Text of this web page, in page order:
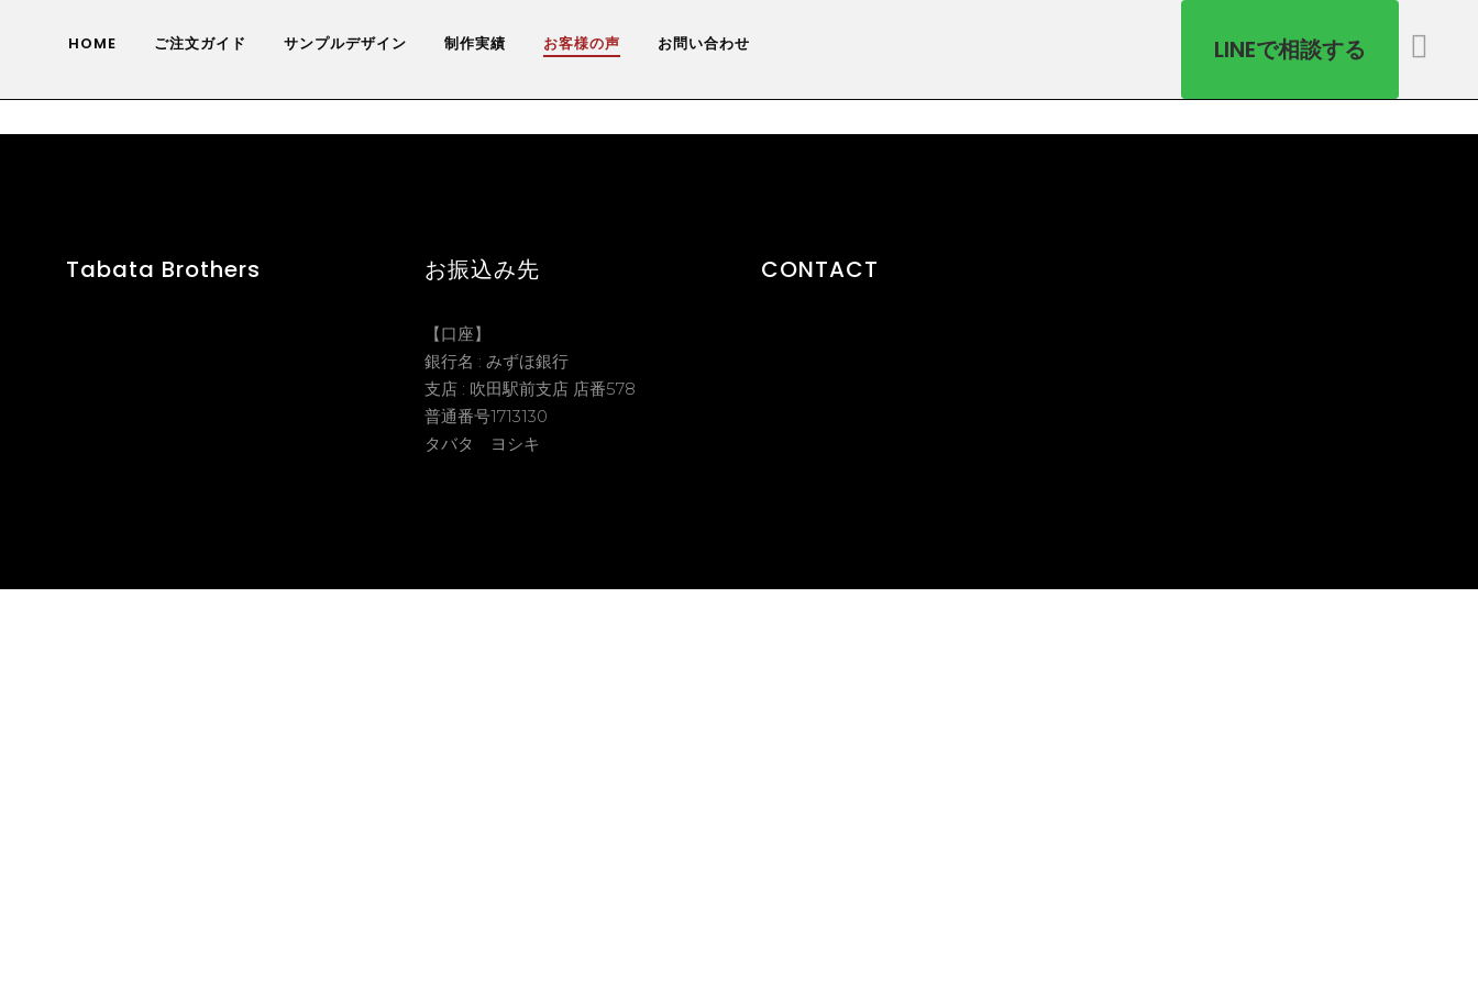
LINEで相談する
HOME ご注文ガイド サンプルデザイン 制作実績 お客様の声 お問い合わせ
Tabata Brothers お振込み先
【口座】
銀行名 : みずほ銀行
支店 : 吹田駅前支店 店番578
普通番号1713130
タバタ ヨシキ
CONTACT